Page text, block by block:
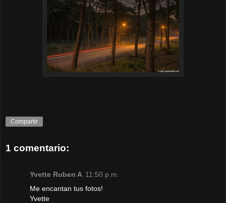
Compartir
1 comentario:
Yvette Ruben A 11:50 p.m.
Me encantan tus fotos!
Yvette